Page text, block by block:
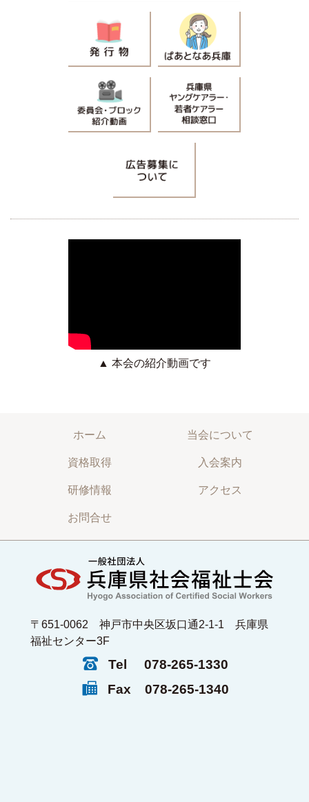
▲ 本会の紹介動画です
ホーム 当会について
資格取得 入会案内
研修情報 アクセス
お問合せ
〒651-0062 神戸市中央区坂口通2-1-1 兵庫県
福祉センター3F
Tel
078-265-1330
Fax
078-265-1340